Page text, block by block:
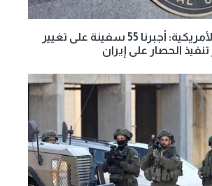
القيادة المركزية الأمريكية: أجبرنا 55 سفينة على تغيير
الحصار على إيران